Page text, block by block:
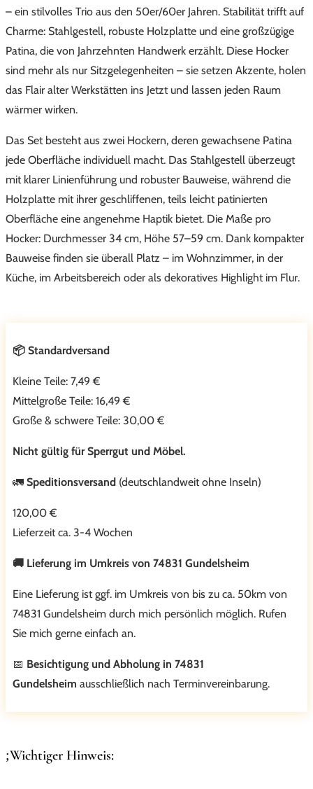
– ein stilvolles Trio aus den 50er/60er Jahren. Stabilität trifft auf
Charme: Stahlgestell, robuste Holzplatte und eine großzügige
Patina, die von Jahrzehnten Handwerk erzählt. Diese Hocker
sind mehr als nur Sitzgelegenheiten – sie setzen Akzente, holen
das Flair alter Werkstätten ins Jetzt und lassen jeden Raum
wärmer wirken.
Das Set besteht aus zwei Hockern, deren gewachsene Patina
jede Oberfläche individuell macht. Das Stahlgestell überzeugt
mit klarer Linienführung und robuster Bauweise, während die
Holzplatte mit ihrer geschliffenen, teils leicht patinierten
Oberfläche eine angenehme Haptik bietet. Die Maße pro
Hocker: Durchmesser 34 cm, Höhe 57–59 cm. Dank kompakter
Bauweise finden sie überall Platz – im Wohnzimmer, in der
Küche, im Arbeitsbereich oder als dekoratives Highlight im Flur.
📦 Standardversand
Kleine Teile: 7,49 €
Mittelgroße Teile: 16,49 €
Große & schwere Teile: 30,00 €
Nicht gültig für Sperrgut und Möbel.
🚛 Speditionsversand (deutschlandweit ohne Inseln)
120,00 €
Lieferzeit ca. 3-4 Wochen
🚚 Lieferung im Umkreis von 74831 Gundelsheim
Eine Lieferung ist ggf. im Umkreis von bis zu ca. 50km von
74831 Gundelsheim durch mich persönlich möglich. Rufen
Sie mich gerne einfach an.
📅 Besichtigung und Abholung in 74831
Gundelsheim ausschließlich nach Terminvereinbarung.
Wichtiger Hinweis: